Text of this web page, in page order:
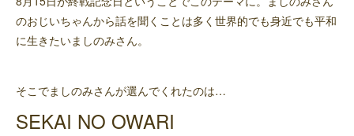
のおじいちゃんから話を聞くことは多く世界的でも身近でも平和
に生きたいましのみさん。
そこでましのみさんが選んでくれたのは…
SEKAI NO OWARI